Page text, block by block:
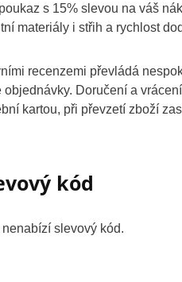
s 15% slevou na váš
materiály i střih a rychlost
recenzemi převládá
objednávky. Doručení a
kartou, při převzetí zboží
kód
slevový kód.